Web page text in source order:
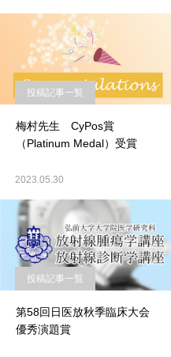
投稿記事一覧
梅村先生 CyPos賞
（Platinum Medal）受賞
2023.05.30
投稿記事一覧
第58回日医放秋季臨床大会
優秀演題賞